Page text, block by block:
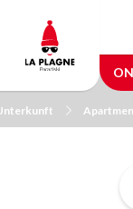
main
content